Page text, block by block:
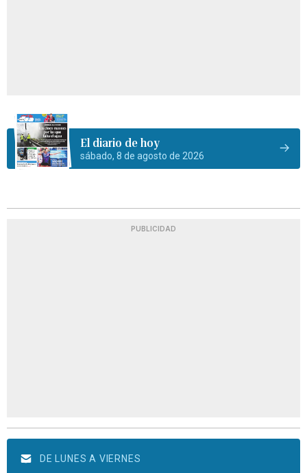
El diario de hoy
sábado, 8 de agosto de 2026
PUBLICIDAD
DE LUNES A VIERNES